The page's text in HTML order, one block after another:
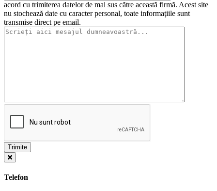
acord cu trimiterea datelor de mai sus către această firmă. Acest site
nu stochează date cu caracter personal, toate informaţiile sunt
transmise direct pe email.
Telefon